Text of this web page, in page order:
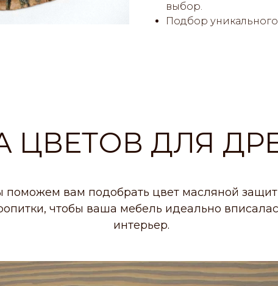
выбор.
Подбор
ЦВЕТОВ ДЛЯ
поможем вам подобрать цвет масляной
чтобы ваша мебель идеально
интерьер.